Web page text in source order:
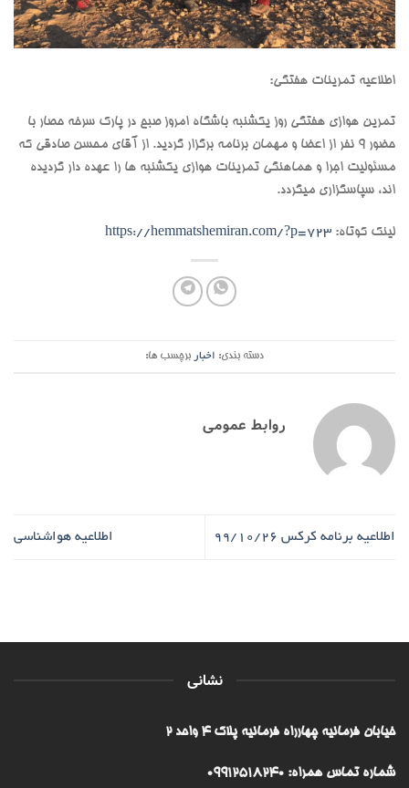
اطلاعیه تمرینات هفتگی:
تمرین هوازی هفتگی روز یکشنبه باشگاه امروز صبح در پارک سرخه حصار با
حضور 9 نفر از اعضا و مهمان برنامه برگزار گردید. از آقای محسن صادقی که
مسئولیت اجرا و هماهنگی تمرینات هوازی یکشنبه ها را عهده دار گردیده
اند، سپاسگزاری میگردد.
لینک کوتاه: https://hemmatshemiran.com/?p=723
دسته بندی: اخبار برچسب ها:
روابط عمومی
اطلاعیه برنامه کرکس 99/10/26 اطلاعیه هواشناسی
نشانی
خیابان فرمانیه چهارراه فرمانیه پلاک ۴ واحد ۲
شماره تماس همراه: 09912518240